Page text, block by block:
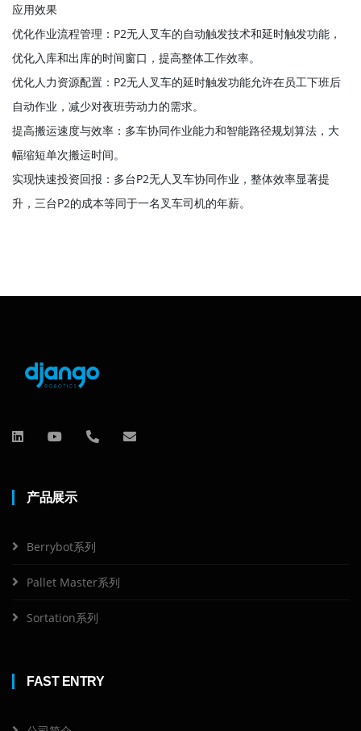
应用效果
优化作业流程管理：P2无人叉车的自动触发技术和延时触发功能，
优化入库和出库的时间窗口，提高整体工作效率。
优化人力资源配置：P2无人叉车的延时触发功能允许在员工下班后
自动作业，减少对夜班劳动力的需求。
提高搬运速度与效率：多车协同作业能力和智能路径规划算法，大
幅缩短单次搬运时间。
实现快速投资回报：多台P2无人叉车协同作业，整体效率显著提
升，三台P2的成本等同于一名叉车司机的年薪。
产品展示
Berrybot系列
Pallet Master系列
Sortation系列
FAST ENTRY